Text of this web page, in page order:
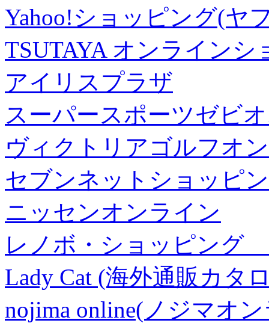
Yahoo!ショッピング(ヤ
TSUTAYA オンラインシ
アイリスプラザ
スーパースポーツゼビ
ヴィクトリアゴルフオ
セブンネットショッピ
ニッセンオンライン
レノボ・ショッピング
Lady Cat (海外通販カタ
nojima online(ノジマオ